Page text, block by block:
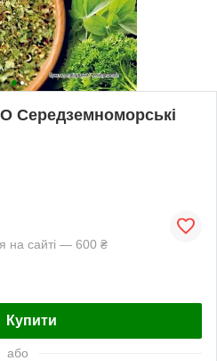
Середземноморські
на сайті — 600 ₴
Купити
або